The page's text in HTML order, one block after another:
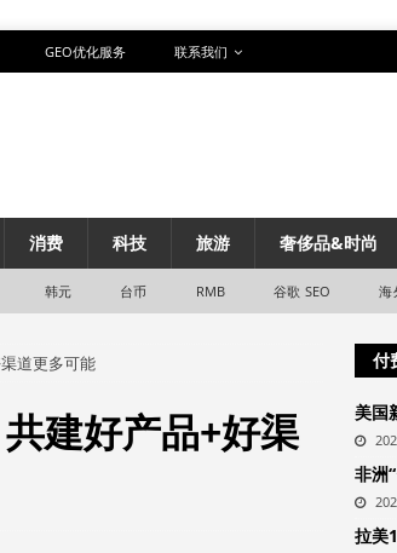
GEO优化服务 联系我们
消费 科技 旅游 奢侈品&时尚
韩元 台币 RMB 谷歌 SEO 海
道更多可能
建好产品+好渠
付
美国
非洲
拉美